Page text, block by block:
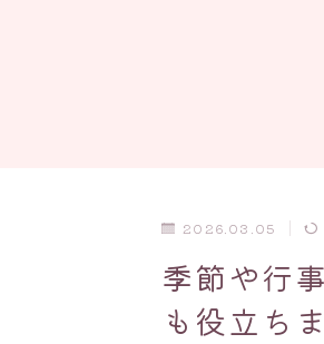
2026.03.05
季節や行
も役立ち